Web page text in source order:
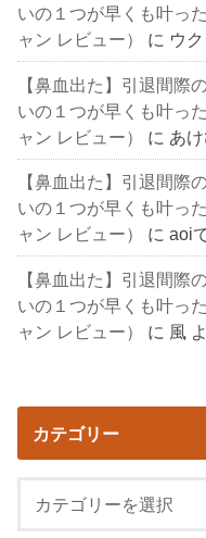
いの１つが早くも叶っ
ャン レビュー）
に ウ
【鼻血出た】引退間際
いの１つが早くも叶っ
ャン レビュー）
に あ
【鼻血出た】引退間際
いの１つが早くも叶っ
ャン レビュー）
にaoi
【鼻血出た】引退間際
いの１つが早くも叶っ
ャン レビュー）
に 風
カテゴリー